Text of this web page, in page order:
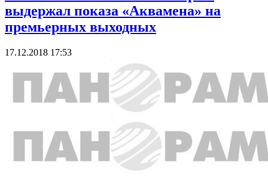
выдержал показа «Аквамена» на
премьерных выходных
17.12.2018 17:53